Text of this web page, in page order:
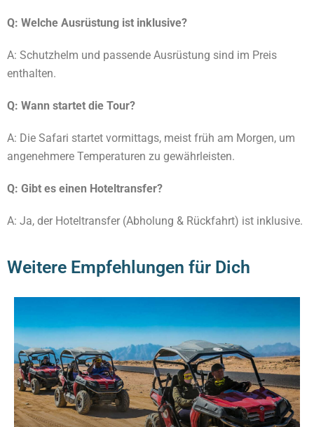
Q: Welche Ausrüstung ist inklusive?
A: Schutzhelm und passende Ausrüstung sind im Preis
enthalten.
Q: Wann startet die Tour?
A: Die Safari startet vormittags, meist früh am Morgen, um
angenehmere Temperaturen zu gewährleisten.
Q: Gibt es einen Hoteltransfer?
A: Ja, der Hoteltransfer (Abholung & Rückfahrt) ist inklusive.
Weitere Empfehlungen für Dich